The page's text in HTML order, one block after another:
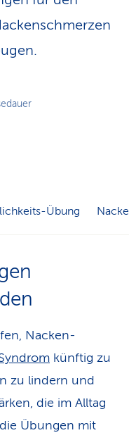
Übung
Nacken-
künftig zu
zu lindern und
die im Alltag
Übungen mit